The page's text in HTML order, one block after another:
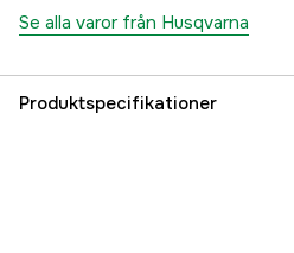
Se alla varor från Husqvarna
Produktspecifikationer